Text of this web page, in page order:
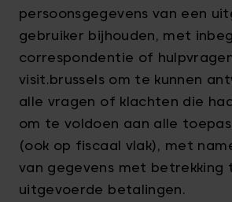
persoonsgegevens van een
gebruiker bijhouden, met
correspondentie of
visit.brussels om te kunnen
alle vragen of klachten die
om te voldoen aan alle
(ook op fiscaal vlak), met
van gegevens met betrekking
uitgevoerde betalingen.